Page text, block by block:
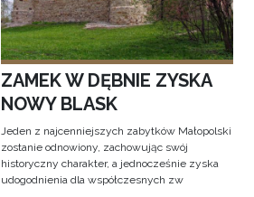
ZAMEK W DĘBNIE ZYSKA
NOWY BLASK
Jeden z najcenniejszych zabytków Małopolski
zostanie odnowiony, zachowując swój
historyczny charakter, a jednocześnie zyska
udogodnienia dla współczesnych zw